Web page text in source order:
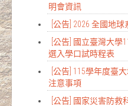
明會資訊
[公告] 2026 全國地
[公告] 國立臺灣大學
選入學口試時程表
[公告] 115學年度臺
注意事項
[公告] 國家災害防救